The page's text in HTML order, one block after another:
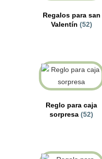
Regalos para san
Valentín (52)
Reglo para caja
sorpresa (52)